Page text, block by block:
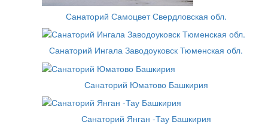
Санаторий Самоцвет Свердловская обл.
Санаторий Ингала Заводоуковск Тюменская обл.
Санаторий Юматово Башкирия
Санаторий Янган -Тау Башкирия